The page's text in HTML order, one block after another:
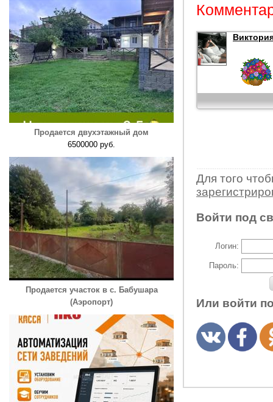
Продается двухэтажный дом
6500000 руб.
Продается участок в с. Бабушара
(Аэропорт)
Для того
Войти под
Логин:
Пароль:
Или войти